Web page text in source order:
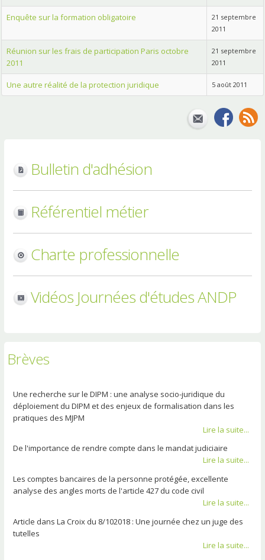
Enquête sur la formation obligatoire
21 septembre
2011
Réunion sur les frais de participation Paris octobre
2011
21 septembre
2011
Une autre réalité de la protection juridique 5 août 2011
Bulletin d'adhésion
Référentiel métier
Charte professionnelle
Vidéos Journées d'études ANDP
Brèves
Une recherche sur le DIPM : une analyse socio-juridique du
déploiement du DIPM et des enjeux de formalisation dans les
pratiques des MJPM
Lire la suite...
De l'importance de rendre compte dans le mandat judiciaire
Lire la suite...
Les comptes bancaires de la personne protégée, excellente
analyse des angles morts de l'article 427 du code civil
Lire la suite...
Article dans La Croix du 8/102018 : Une journée chez un juge des
tutelles
Lire la suite...